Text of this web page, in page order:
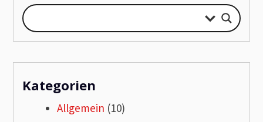
Kategorien
Allgemein (10)